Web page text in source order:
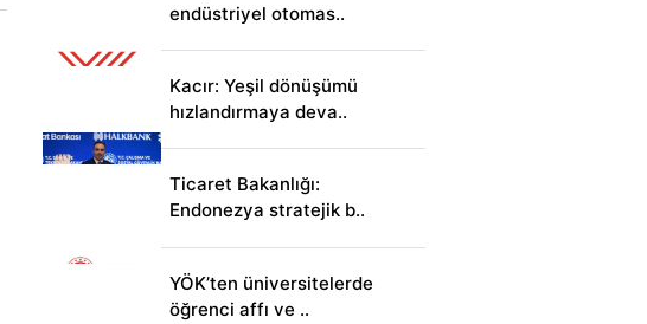
endüstriyel otomas..
Kacır: Yeşil dönüşümü
hızlandırmaya deva..
Ticaret Bakanlığı:
Endonezya stratejik b..
YÖK’ten üniversitelerde
öğrenci affı ve ..